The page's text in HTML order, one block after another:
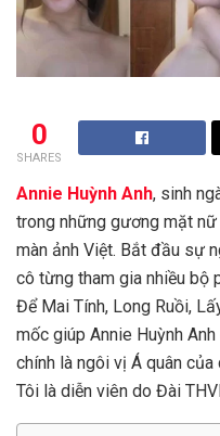
0
SHARES
Annie Huỳnh Anh, sinh
trong những gương mặt
màn ảnh Việt. Bắt đầu sự
cô từng tham gia nhiều bộ
Để Mai Tính, Long Ruồi,
mốc giúp Annie Huỳnh
chính là ngôi vị Á quân
Tôi là diễn viên do Đài